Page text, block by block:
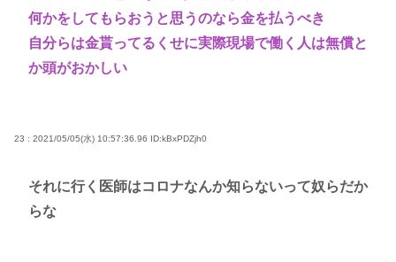
何かをしてもらおうと思うのなら金を払うべき
自分らは金貰ってるくせに実際現場で働く人は無償と
か頭がおかしい
23 : 2021/05/05(水) 10:57:36.96 ID:kBxPDZjh0
それに行く医師はコロナなんか知らないって奴らだか
らな